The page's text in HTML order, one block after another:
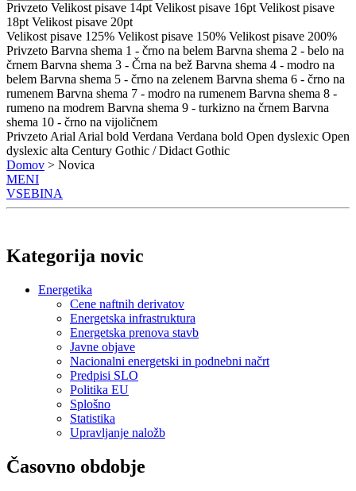
Privzeto Velikost pisave 14pt Velikost pisave 16pt Velikost pisave
18pt Velikost pisave 20pt
Velikost pisave 125% Velikost pisave 150% Velikost pisave 200%
Privzeto Barvna shema 1 - črno na belem Barvna shema 2 - belo na
črnem Barvna shema 3 - Črna na bež Barvna shema 4 - modro na
belem Barvna shema 5 - črno na zelenem Barvna shema 6 - črno na
rumenem Barvna shema 7 - modro na rumenem Barvna shema 8 -
rumeno na modrem Barvna shema 9 - turkizno na črnem Barvna
shema 10 - črno na vijoličnem
Privzeto Arial Arial bold Verdana Verdana bold Open dyslexic Open
dyslexic alta Century Gothic / Didact Gothic
Domov > Novica
MENI
VSEBINA
Kategorija novic
Energetika
Cene naftnih derivatov
Energetska infrastruktura
Energetska prenova stavb
Javne objave
Nacionalni energetski in podnebni načrt
Predpisi SLO
Politika EU
Splošno
Statistika
Upravljanje naložb
Časovno obdobje